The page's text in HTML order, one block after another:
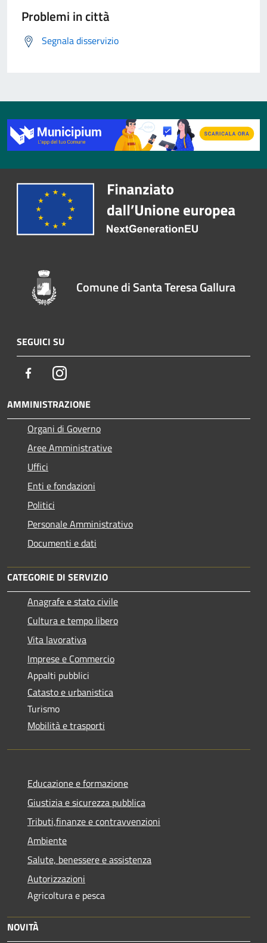
Problemi in città
Segnala disservizio
Comune di Santa Teresa Gallura
SEGUICI SU
FacebookInstagram
AMMINISTRAZIONE
Organi di Governo
Aree Amministrative
Uffici
Enti e fondazioni
Politici
Personale Amministrativo
Documenti e dati
CATEGORIE DI SERVIZIO
Anagrafe e stato civile
Cultura e tempo libero
Vita lavorativa
Imprese e Commercio
Appalti pubblici
Catasto e urbanistica
Turismo
Mobilità e trasporti
Educazione e formazione
Giustizia e sicurezza pubblica
Tributi,finanze e contravvenzioni
Ambiente
Salute, benessere e assistenza
Autorizzazioni
Agricoltura e pesca
NOVITÀ